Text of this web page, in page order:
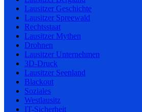
Lausitzer Geschichte
Lausitzer Spreewald
Rechtsstaat
Lausitzer Mythen
Drohnen
Lausitzer Unternehmen
3D-Druck
Lausitzer Seenland
Blackout
Soziales
Westlausitz
IT-Sicherheit